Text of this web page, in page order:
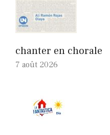
chanter en chorale
7 août 2026